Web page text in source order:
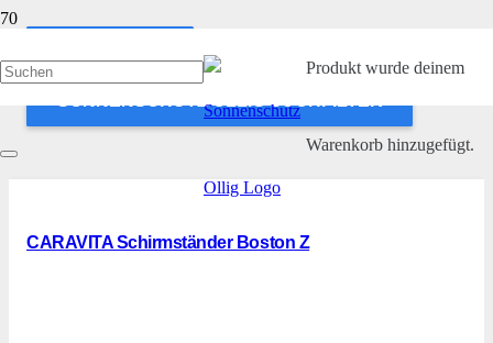
Produktwurde deinem
Warenkorb hinzugefügt.
SONNENSCHUTZ OLLIG SUCHFILTER
CARAVITA Schirmständer Boston Z